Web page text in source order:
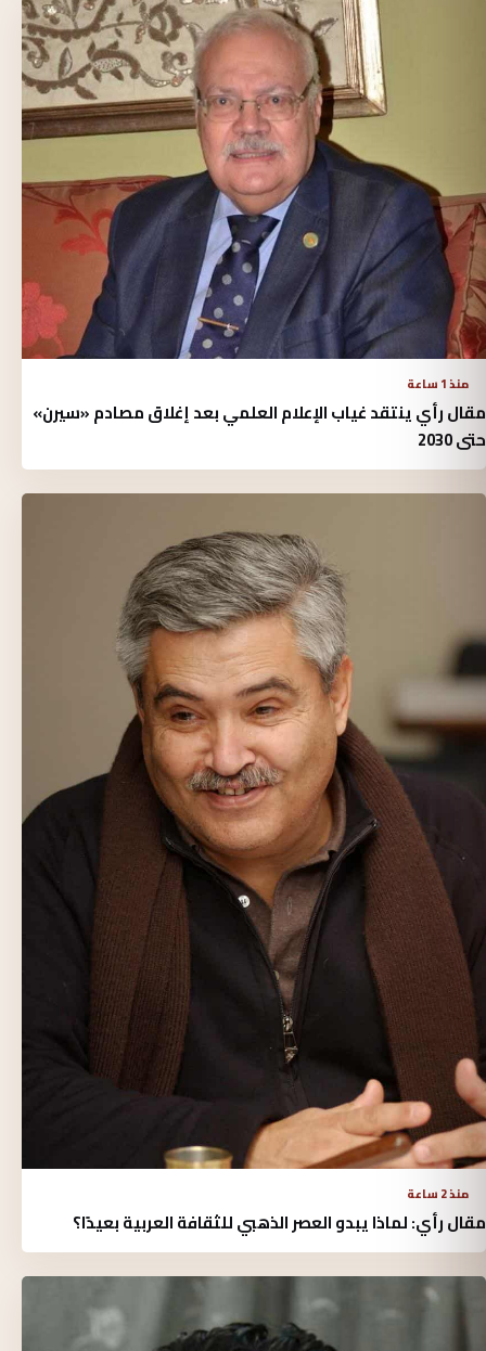
منذ 1 ساعة
مقال رأي ينتقد غياب الإعلام العلمي بعد إغلاق مصادم «سيرن»
حتى 2030
منذ 2 ساعة
مقال رأي: لماذا يبدو العصر الذهبي للثقافة العربية بعيدًا؟